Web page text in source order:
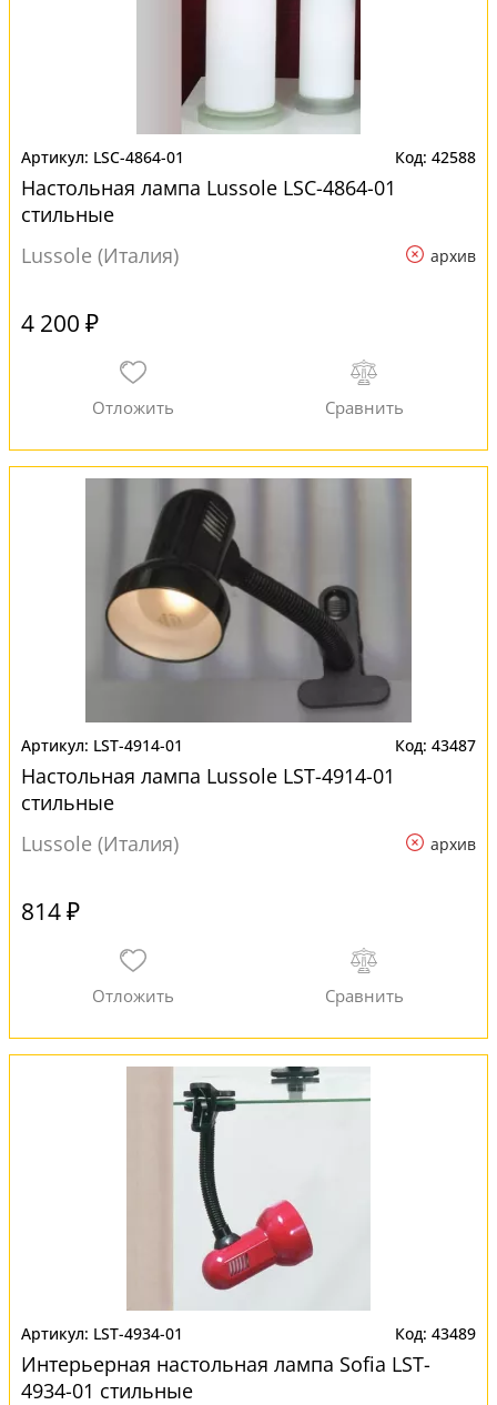
LSC-4864-01 42588
Настольная лампа Lussole LSC-4864-01
стильные
Lussole (Италия)
архив
4 200 ₽
LST-4914-01 43487
Настольная лампа Lussole LST-4914-01
стильные
Lussole (Италия)
архив
814 ₽
LST-4934-01 43489
Интерьерная настольная лампа Sofia LST-
4934-01 стильные